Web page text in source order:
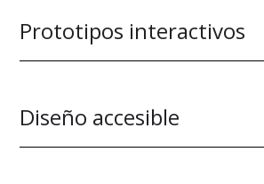
Prototipos interactivos
Diseño accesible